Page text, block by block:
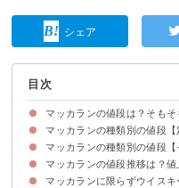
シェア
目次
マッカランの値段は？そもそ
マッカランとはスコッチウ
マッカランの種類
マッカランの種類別の値段【
①マッカラン12年
②マッカランファインオー
③マッカラン25年
④マッカラン30年
⑤マッカランダブルカスク
⑥マッカラントリプルカス
マッカランの種類別の値段【
①マッカランアンバー
②マッカランルビー
③マッカランシエナ
④マッカランテラ
⑤マッカランルミーナ
⑥マッカランエニグマ
マッカランの値段推移は？値
マッカランに限らずウイス
マッカランに限らずウイス